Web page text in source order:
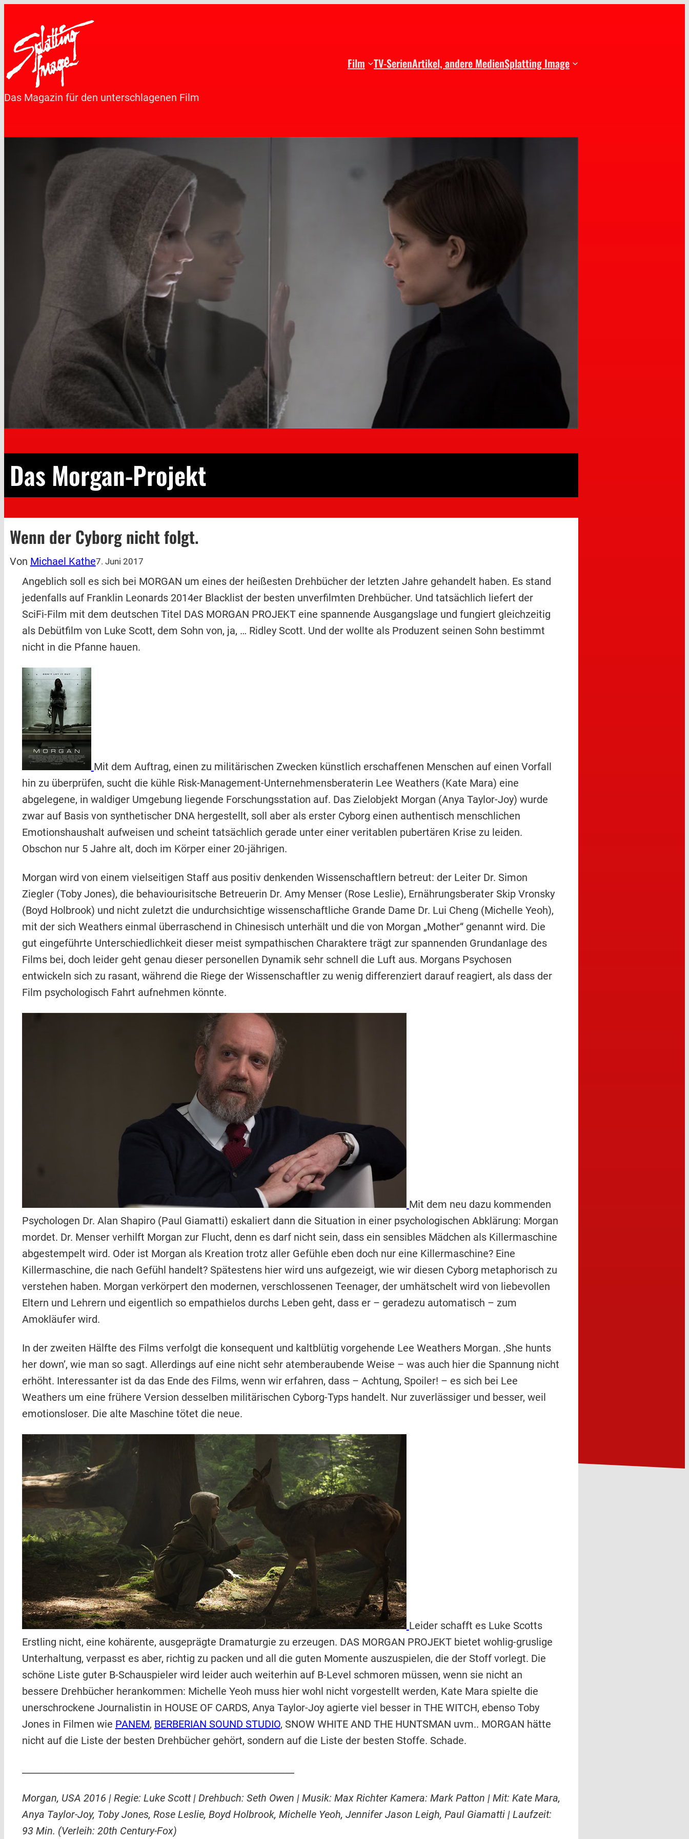
springen
Das Magazin für den unterschlagenen Film
Film TV-SerienArtikel, andere MedienSplatting Image
Das Morgan-Projekt
Wenn der Cyborg nicht folgt.
Von Michael Kathe7. Juni 2017
Angeblich soll es sich bei MORGAN um eines der heißesten Drehbücher der letzten Jahre gehandelt haben. Es stand
jedenfalls auf Franklin Leonards 2014er Blacklist der besten unverfilmten Drehbücher. Und tatsächlich liefert der
SciFi-Film mit dem deutschen Titel DAS MORGAN PROJEKT eine spannende Ausgangslage und fungiert gleichzeitig
als Debütfilm von Luke Scott, dem Sohn von, ja, … Ridley Scott. Und der wollte als Produzent seinen Sohn bestimmt
nicht in die Pfanne hauen.
Mit dem Auftrag, einen zu militärischen Zwecken künstlich erschaffenen Menschen auf einen Vorfall
hin zu überprüfen, sucht die kühle Risk-Management-Unternehmensberaterin Lee Weathers (Kate Mara) eine
abgelegene, in waldiger Umgebung liegende Forschungsstation auf. Das Zielobjekt Morgan (Anya Taylor-Joy) wurde
zwar auf Basis von synthetischer DNA hergestellt, soll aber als erster Cyborg einen authentisch menschlichen
Emotionshaushalt aufweisen und scheint tatsächlich gerade unter einer veritablen pubertären Krise zu leiden.
Obschon nur 5 Jahre alt, doch im Körper einer 20-jährigen.
Morgan wird von einem vielseitigen Staff aus positiv denkenden Wissenschaftlern betreut: der Leiter Dr. Simon
Ziegler (Toby Jones), die behaviourisitsche Betreuerin Dr. Amy Menser (Rose Leslie), Ernährungsberater Skip Vronsky
(Boyd Holbrook) und nicht zuletzt die undurchsichtige wissenschaftliche Grande Dame Dr. Lui Cheng (Michelle Yeoh),
mit der sich Weathers einmal überraschend in Chinesisch unterhält und die von Morgan „Mother“ genannt wird. Die
gut eingeführte Unterschiedlichkeit dieser meist sympathischen Charaktere trägt zur spannenden Grundanlage des
Films bei, doch leider geht genau dieser personellen Dynamik sehr schnell die Luft aus. Morgans Psychosen
entwickeln sich zu rasant, während die Riege der Wissenschaftler zu wenig differenziert darauf reagiert, als dass der
Film psychologisch Fahrt aufnehmen könnte.
Mit dem neu dazu kommenden
Psychologen Dr. Alan Shapiro (Paul Giamatti) eskaliert dann die Situation in einer psychologischen Abklärung: Morgan
mordet. Dr. Menser verhilft Morgan zur Flucht, denn es darf nicht sein, dass ein sensibles Mädchen als Killermaschine
abgestempelt wird. Oder ist Morgan als Kreation trotz aller Gefühle eben doch nur eine Killermaschine? Eine
Killermaschine, die nach Gefühl handelt? Spätestens hier wird uns aufgezeigt, wie wir diesen Cyborg metaphorisch zu
verstehen haben. Morgan verkörpert den modernen, verschlossenen Teenager, der umhätschelt wird von liebevollen
Eltern und Lehrern und eigentlich so empathielos durchs Leben geht, dass er – geradezu automatisch – zum
Amokläufer wird.
In der zweiten Hälfte des Films verfolgt die konsequent und kaltblütig vorgehende Lee Weathers Morgan. ‚She hunts
her down’, wie man so sagt. Allerdings auf eine nicht sehr atemberaubende Weise – was auch hier die Spannung nicht
erhöht. Interessanter ist da das Ende des Films, wenn wir erfahren, dass – Achtung, Spoiler! – es sich bei Lee
Weathers um eine frühere Version desselben militärischen Cyborg-Typs handelt. Nur zuverlässiger und besser, weil
emotionsloser. Die alte Maschine tötet die neue.
Leider schafft es Luke Scotts
Erstling nicht, eine kohärente, ausgeprägte Dramaturgie zu erzeugen. DAS MORGAN PROJEKT bietet wohlig-gruslige
Unterhaltung, verpasst es aber, richtig zu packen und all die guten Momente auszuspielen, die der Stoff vorlegt. Die
schöne Liste guter B-Schauspieler wird leider auch weiterhin auf B-Level schmoren müssen, wenn sie nicht an
bessere Drehbücher herankommen: Michelle Yeoh muss hier wohl nicht vorgestellt werden, Kate Mara spielte die
unerschrockene Journalistin in HOUSE OF CARDS, Anya Taylor-Joy agierte viel besser in THE WITCH, ebenso Toby
Jones in Filmen wie PANEM, BERBERIAN SOUND STUDIO, SNOW WHITE AND THE HUNTSMAN uvm.. MORGAN hätte
nicht auf die Liste der besten Drehbücher gehört, sondern auf die Liste der besten Stoffe. Schade.
Morgan, USA 2016 | Regie: Luke Scott | Drehbuch: Seth Owen | Musik: Max Richter Kamera: Mark Patton | Mit: Kate Mara,
Anya Taylor-Joy, Toby Jones, Rose Leslie, Boyd Holbrook, Michelle Yeoh, Jennifer Jason Leigh, Paul Giamatti | Laufzeit:
93 Min. (Verleih: 20th Century-Fox)